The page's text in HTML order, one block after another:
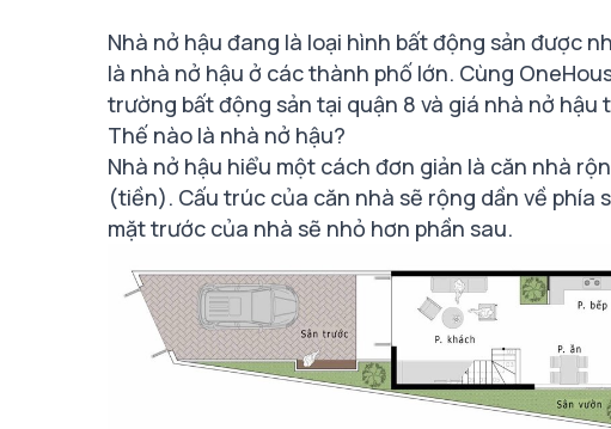
Nhà nở hậu đang là loại hình bất động sản được
là nhà nở hậu ở các thành phố lớn. Cùng
trường bất động sản tại quận 8 và giá nhà nở hậu
Thế nào là nhà nở hậu?
Nhà nở hậu hiểu một cách đơn giản là căn nhà
(tiền). Cấu trúc của căn nhà sẽ rộng dần về phía
mặt trước của nhà sẽ nhỏ hơn phần sau.